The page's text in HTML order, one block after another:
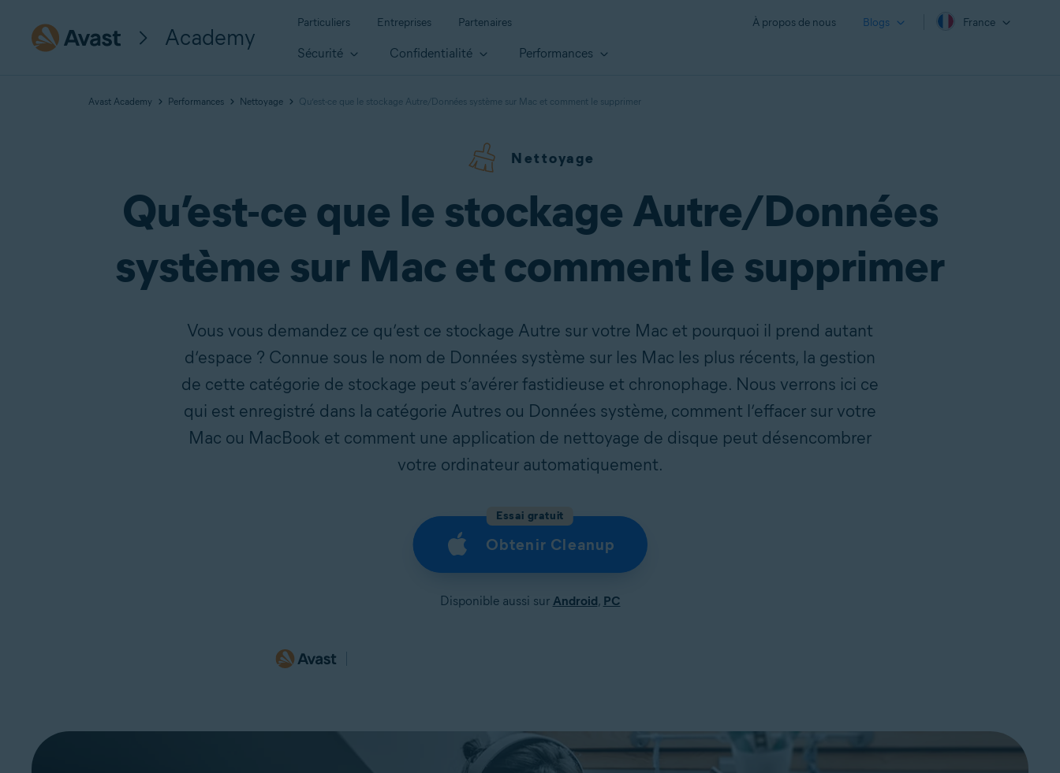
Academy
Particuliers Entreprises Partenaires À propos de nous Blogs France
Sécurité Confidentialité Performances
Avast Academy Performances Nettoyage Qu’est-ce que le stockage Autre/Données système sur Mac et comment le supprimer
Nettoyage
Qu’est-ce que le stockage Autre/Données
système sur Mac et comment le supprimer
Vous vous demandez ce qu’est ce stockage Autre sur votre Mac et pourquoi il prend autant
d’espace ? Connue sous le nom de Données système sur les Mac les plus récents, la gestion
de cette catégorie de stockage peut s’avérer fastidieuse et chronophage. Nous verrons ici ce
qui est enregistré dans la catégorie Autres ou Données système, comment l’effacer sur votre
Mac ou MacBook et comment une application de nettoyage de disque peut désencombrer
votre ordinateur automatiquement.
Essai gratuit
Obtenir Cleanup
Disponible aussi sur Android, PC